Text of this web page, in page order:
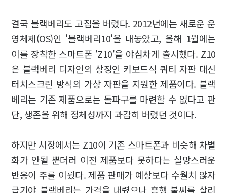
결국 블랙베리도 고집을 버렸다. 2012년에는 새로운 운
영체제(OS)인 '블랙베리10'을 내놓았고, 올해 1월에는
이를 장착한 스마트폰 'Z10'을 야심차게 출시했다. Z10
은 블랙베리 디자인의 상징인 키보드식 쿼티 자판 대신
터치스크린 방식의 가상 자판을 지원한 제품이다. 블랙
베리는 기존 제품으로는 돌파구를 마련할 수 없다고 판
단, 생존을 위해 정체성까지 과감히 버렸던 것이다.
하지만 시장에서는 Z10이 기존 스마트폰과 비슷해 차별
화가 안될 뿐더러 이전 제품보다 못하다는 실망스러운
반응이 주를 이뤘다. 제품 판매가 예상보다 수월치 않자
급기야 블랙베리는 가격을 내렸으나 흥행 불씨를 살리